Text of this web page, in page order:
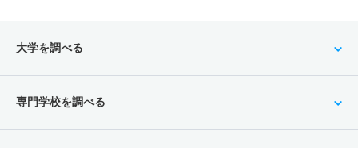
大学を調べる
専門学校を調べる